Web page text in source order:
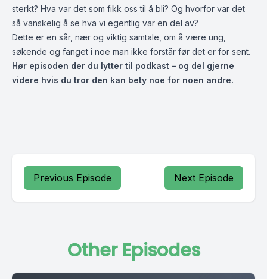
sterkt? Hva var det som fikk oss til å bli? Og hvorfor var det
så vanskelig å se hva vi egentlig var en del av?
Dette er en sår, nær og viktig samtale, om å være ung,
søkende og fanget i noe man ikke forstår før det er for sent.
Hør episoden der du lytter til podkast – og del gjerne
videre hvis du tror den kan bety noe for noen andre.
Previous Episode Next Episode
Other Episodes